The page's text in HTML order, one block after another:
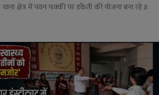
क्षेत्र में पवन चक्की पर डकैती की योजना बना रहे 8